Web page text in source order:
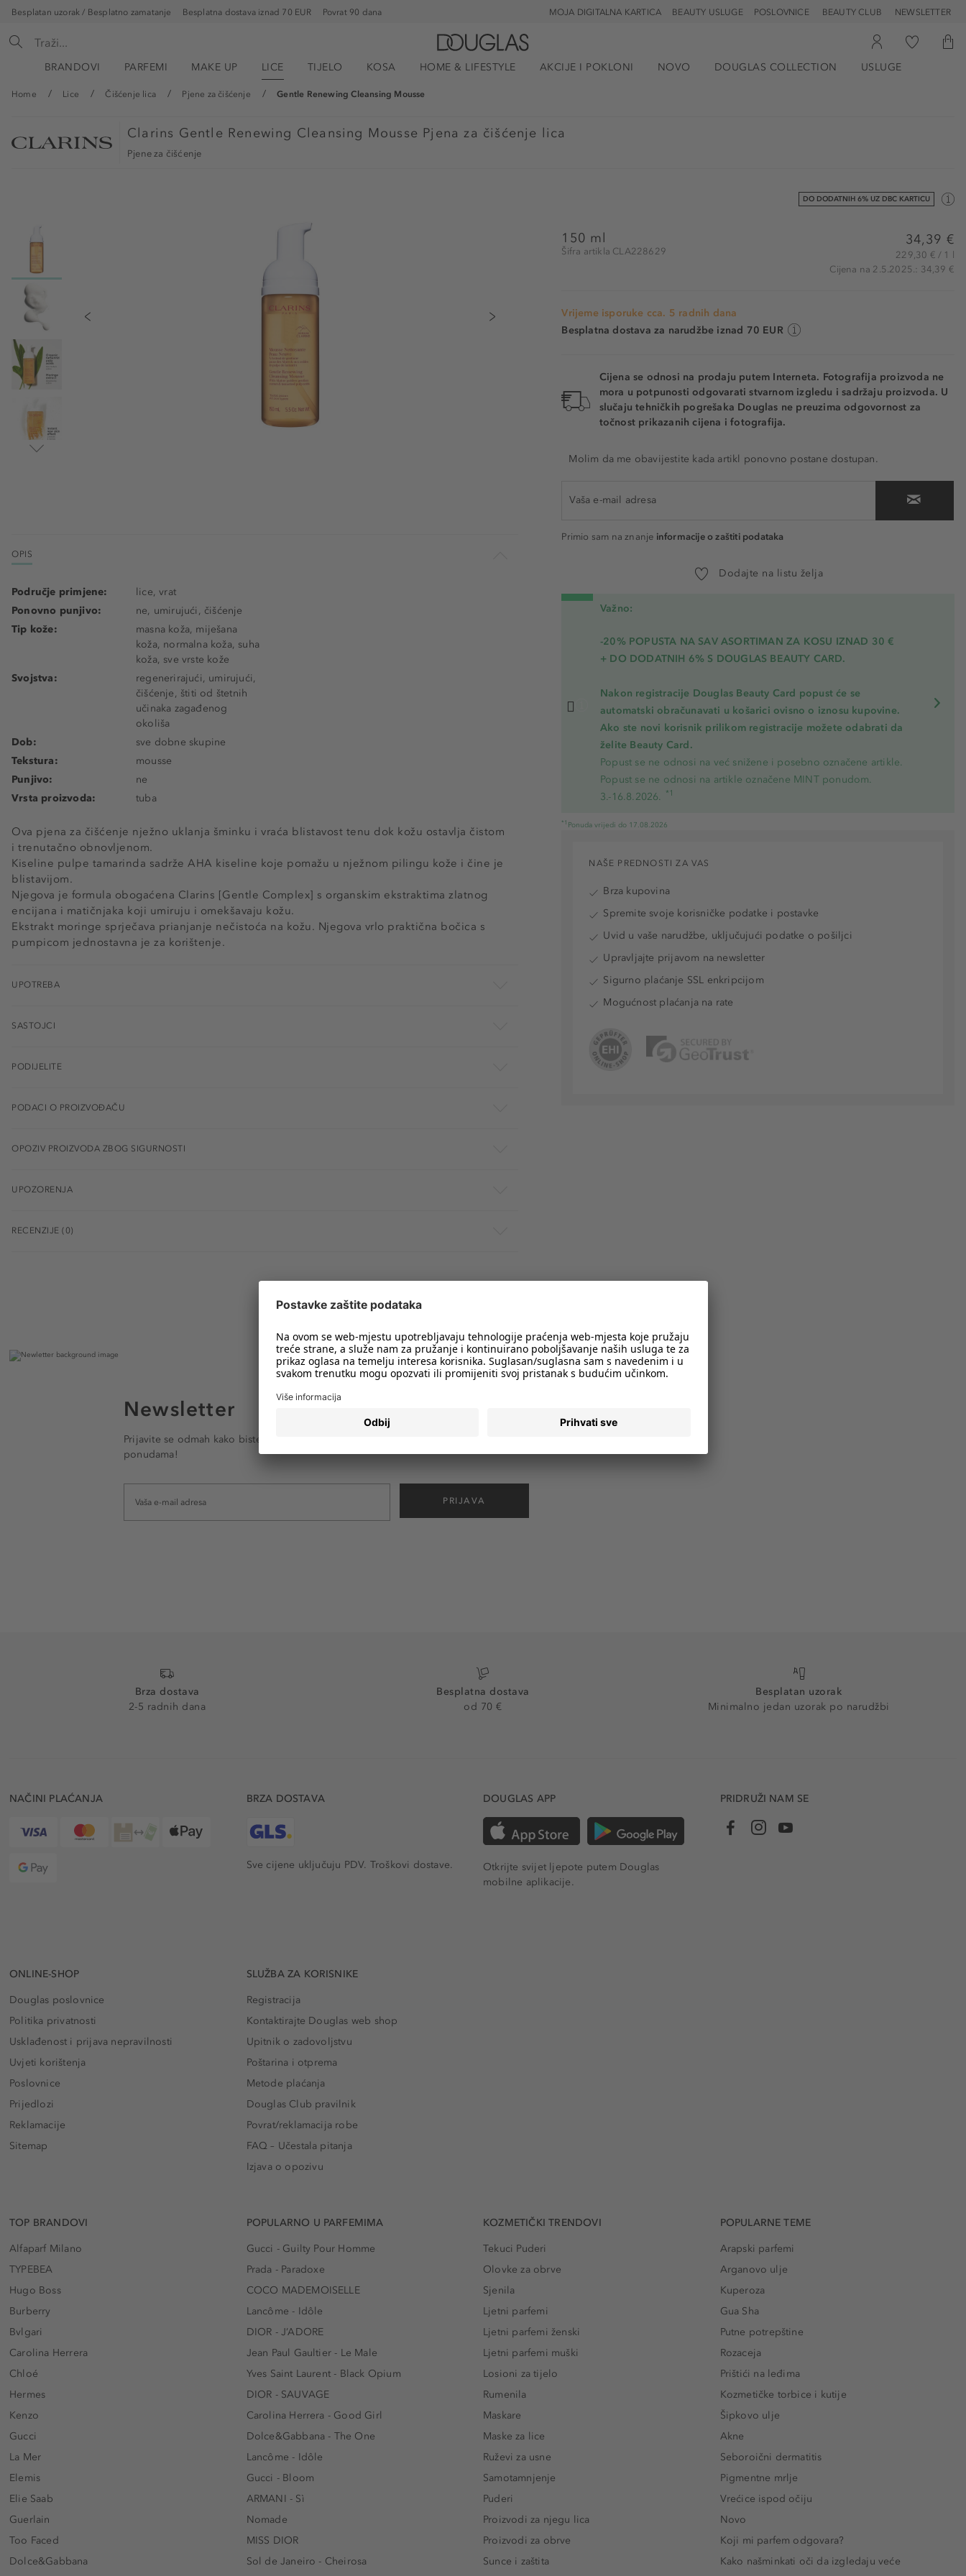
Besplatan uzorak / Besplatno zamatanje Besplatna dostava iznad 70 EUR Povrat 90 dana POSLOVNICE BEAUTY CLUB NEWSLETTER
BEAUTY USLUGE
MOJA DIGITALNA KARTICA
BRANDOVI PARFEMI MAKE UP LICE TIJELO KOSA HOME & LIFESTYLE AKCIJE I POKLONI NOVO DOUGLAS COLLECTION USLUGE
Home Lice Čišćenje lica Pjene za čišćenje Gentle Renewing Cleansing Mousse
Clarins Gentle Renewing Cleansing Mousse Pjena za čišćenje lica
Pjene za čišćenje
DO DODATNIH 6% UZ DBC KARTICU
150 ml
Šifra artikla CLA228629
34,39 €
229,30 € / 1 l
Cijena na 2.5.2025.: 34,39 €
Vrijeme isporuke cca. 5 radnih dana
Besplatna dostava za narudžbe iznad 70 EUR
Cijena se odnosi na prodaju putem Interneta. Fotografija proizvoda ne
mora u potpunosti odgovarati stvarnom izgledu i sadržaju proizvoda. U
slučaju tehničkih pogrešaka Douglas ne preuzima odgovornost za
točnost prikazanih cijena i fotografija.
Molim da me obavijestite kada artikl ponovno postane dostupan.
Primio sam na znanje informacije o zaštiti podataka
Dodajte na listu želja
Važno:
-20% POPUSTA NA SAV ASORTIMAN ZA KOSU IZNAD 30 €
+ DO DODATNIH 6% S DOUGLAS BEAUTY CARD.
Nakon registracije Douglas Beauty Card popust će se
automatski obračunavati u košarici ovisno o iznosu kupovine.
Ako ste novi korisnik prilikom registracije možete odabrati da
želite Beauty Card.
Popust se ne odnosi na već snižene i posebno označene artikle.
Popust se ne odnosi na artikle označene MINT ponudom.
3.-16.8.2026.
*1
*1 Ponuda vrijedi do 17.08.2026
OPIS
Ova pjena za čišćenje nježno uklanja šminku i vraća blistavost tenu dok kožu ostavlja čistom
i trenutačno obnovljenom.
Kiseline pulpe tamarinda sadrže AHA kiseline koje pomažu u nježnom pilingu kože i čine je
blistavijom.
Njegova je formula obogaćena Clarins [Gentle Complex] s organskim ekstraktima zlatnog
encijana i matičnjaka koji umiruju i omekšavaju kožu.
Ekstrakt moringe sprječava prianjanje nečistoća na kožu. Njegova vrlo praktična bočica s
pumpicom jednostavna je za korištenje.
Područje primjene:
lice, vrat
Ponovno punjivo:
ne, umirujući, čišćenje
Tip kože:
masna koža, miješana
koža, normalna koža, suha
koža, sve vrste kože
Svojstva:
regenerirajući, umirujući,
čišćenje, štiti od štetnih
učinaka zagađenog
okoliša
Dob:
sve dobne skupine
Tekstura:
mousse
Punjivo:
ne
Vrsta proizvoda:
tuba
UPOTREBA
SASTOJCI
PODIJELITE
PODACI O PROIZVOĐAČU
OPOZIV PROIZVODA ZBOG SIGURNOSTI
UPOZORENJA
RECENZIJE (0)
NAŠE PREDNOSTI ZA VAS
Brza kupovina
Spremite svoje korisničke podatke i postavke
Uvid u vaše narudžbe, uključujući podatke o pošiljci
Upravljajte prijavom na newsletter
Sigurno plaćanje SSL enkripcijom
Mogućnost plaćanja na rate
Newsletter
Prijavite se odmah kako biste e-mailom primali obavijesti o svim trendovima i
ponudama!
PRIJAVA
Brza dostava
2-5 radnih dana
Besplatna dostava
od 70 €
Besplatan uzorak
Minimalno jedan uzorak po narudžbi
NAČINI PLAĆANJA BRZA DOSTAVA
Sve cijene uključuju PDV. Troškovi dostave.
DOUGLAS APP
Otkrijte svijet ljepote putem Douglas
mobilne aplikacije.
PRIDRUŽI NAM SE
ONLINE-SHOP
Douglas poslovnice
Politika privatnosti
Usklađenost i prijava nepravilnosti
Uvjeti korištenja
Poslovnice
Prijedlozi
Reklamacije
Sitemap
SLUŽBA ZA KORISNIKE
Registracija
Kontaktirajte Douglas web shop
Upitnik o zadovoljstvu
Poštarina i otprema
Metode plaćanja
Douglas Club pravilnik
Povrat/reklamacija robe
FAQ – Učestala pitanja
Izjava o opozivu
TOP BRANDOVI
Alfaparf Milano
TYPEBEA
Hugo Boss
Burberry
Bvlgari
Carolina Herrera
Chloé
Hermes
Kenzo
Gucci
La Mer
Elemis
Elie Saab
Guerlain
Too Faced
Dolce&Gabbana
POPULARNO U PARFEMIMA
Gucci - Guilty Pour Homme
Prada - Paradoxe
COCO MADEMOISELLE
Lancôme - Idôle
DIOR - J’ADORE
Jean Paul Gaultier - Le Male
Yves Saint Laurent - Black Opium
DIOR - SAUVAGE
Carolina Herrera - Good Girl
Dolce&Gabbana - The One
Lancôme - Idôle
Gucci - Bloom
ARMANI - Sì
Nomade
MISS DIOR
Sol de Janeiro - Cheirosa
KOZMETIČKI TRENDOVI
Tekuci Puderi
Olovke za obrve
Sjenila
Ljetni parfemi
Ljetni parfemi ženski
Ljetni parfemi muški
Losioni za tijelo
Rumenila
Maskare
Maske za lice
Ruževi za usne
Samotamnjenje
Puderi
Proizvodi za njegu lica
Proizvodi za obrve
Sunce i zaštita
POPULARNE TEME
Arapski parfemi
Arganovo ulje
Kuperoza
Gua Sha
Putne potrepštine
Rozaceja
Prištići na leđima
Kozmetičke torbice i kutije
Šipkovo ulje
Akne
Seboroični dermatitis
Pigmentne mrlje
Vrećice ispod očiju
Novo
Koji mi parfem odgovara?
Kako našminkati oči da izgledaju veće